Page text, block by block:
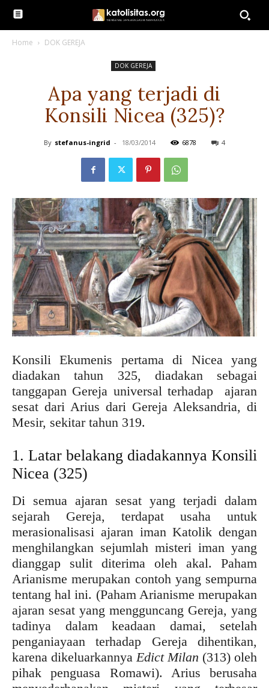
Home DOK GEREJA
DOK GEREJA
Apa yang terjadi di
Konsili Nicea (325)?
By stefanus-ingrid - 18/03/2014 6878 4
Konsili Ekumenis pertama di Nicea yang
diadakan tahun 325, diadakan sebagai
tanggapan Gereja universal terhadap ajaran
sesat dari Arius dari Gereja Aleksandria, di
Mesir, sekitar tahun 319.
1. Latar belakang diadakannya Konsili
Nicea (325)
Di semua ajaran sesat yang terjadi dalam
sejarah Gereja, terdapat usaha untuk
merasionalisasi ajaran iman Katolik dengan
menghilangkan sejumlah misteri iman yang
dianggap sulit diterima oleh akal. Paham
Arianisme merupakan contoh yang sempurna
tentang hal ini. (Paham Arianisme merupakan
ajaran sesat yang mengguncang Gereja, yang
tadinya dalam keadaan damai, setelah
penganiayaan terhadap Gereja dihentikan,
karena dikeluarkannya Edict Milan (313) oleh
pihak penguasa Romawi). Arius berusaha